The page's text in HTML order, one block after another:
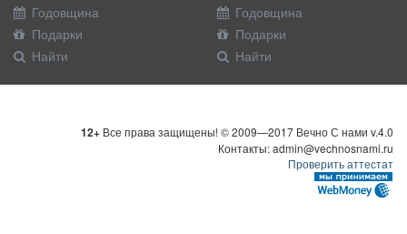
Годовщина
Подарки
Найти
Годовщина
Подарки
Найти
12+ Все права защищены! © 2009—2017 Вечно С нами v.4.0
Контакты: admin@vechnosnami.ru
Проверить аттестат